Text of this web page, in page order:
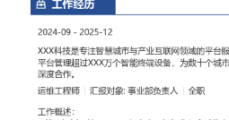
工作经历
2024-09
XXX科技是专注智慧城市与产业互